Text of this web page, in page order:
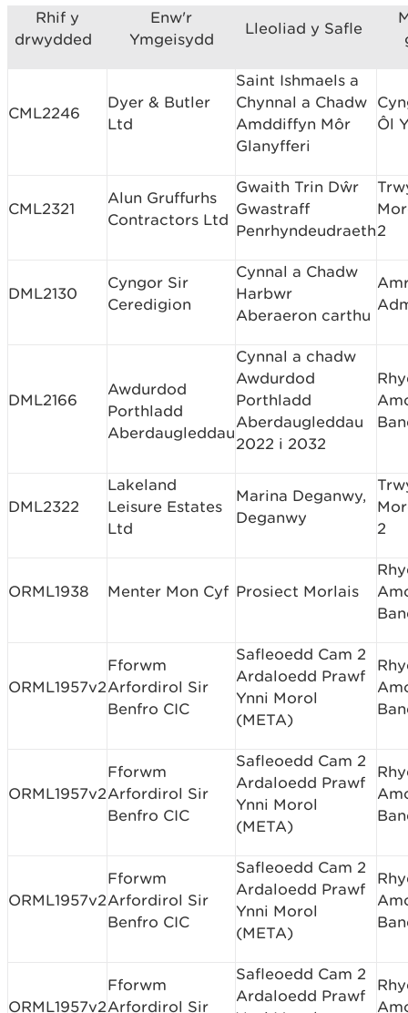
Rhif y
drwydded
Enw'r
Ymgeisydd
Lleoliad y Safle
CML2246
Dyer & Butler
Ltd
Saint Ishmaels a
Chynnal a Chadw
Amddiffyn Môr
Glanyfferi
Ôl
CML2321
Alun Gruffurhs
Contractors Ltd
Gwaith Trin Dŵr
Gwastraff
Penrhyndeudraeth2
DML2130
Cyngor Sir
Ceredigion
Cynnal a Chadw
Harbwr
Aberaeron carthu
DML2166
Awdurdod
Porthladd
Aberdaugleddau
Cynnal a chadw
Awdurdod
Porthladd
Aberdaugleddau
2022 i 2032
DML2322
Lakeland
Leisure Estates
Ltd
Marina Deganwy,
Deganwy
2
ORML1938 Menter Mon Cyf Prosiect Morlais
ORML1957v2
Fforwm
Arfordirol Sir
Benfro CIC
Safleoedd Cam 2
Ardaloedd Prawf
Ynni Morol
(META)
ORML1957v2
Fforwm
Arfordirol Sir
Benfro CIC
Safleoedd Cam 2
Ardaloedd Prawf
Ynni Morol
(META)
ORML1957v2
Fforwm
Arfordirol Sir
Benfro CIC
Safleoedd Cam 2
Ardaloedd Prawf
Ynni Morol
(META)
ORML1957v2
Fforwm
Arfordirol Sir
Safleoedd Cam 2
Ardaloedd Prawf